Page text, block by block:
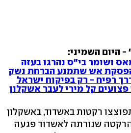
היום השמיני:
ושומר בי"ס נהרגו בעזה
אש שתמנע הברחת נשק
רפיח - רק בפיקוח ישראל
קל מירי לעבר אשקלון
רקטות באשדוד, באשקלון
הרקטה שנורתה לאשדוד פגעה